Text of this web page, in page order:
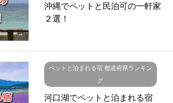
沖縄でペットと民泊可の一軒家
２選！
ペットと泊まれる宿 都道府県ランキン
グ
河口湖でペットと泊まれる宿